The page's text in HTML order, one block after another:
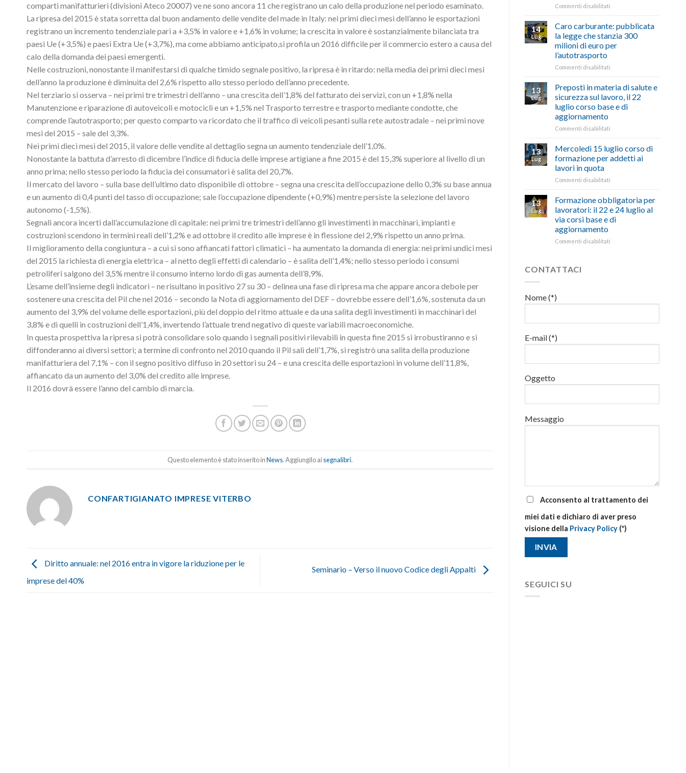
comparti manifatturieri (divisioni Ateco 20007) ve ne sono ancora 11 che registrano un calo della produzione nel periodo esaminato.
La ripresa del 2015 è stata sorretta dal buon andamento delle vendite del made in Italy: nei primi dieci mesi dell’anno le esportazioni
registrano un incremento tendenziale pari a +3,5% in valore e +1,6% in volume; la crescita in valore è sostanzialmente bilanciata tra
paesi Ue (+3,5%) e paesi Extra Ue (+3,7%), ma come abbiamo anticipato,si profila un 2016 difficile per il commercio estero a causa del
calo della domanda dei paesi emergenti.
Nelle costruzioni, nonostante il manifestarsi di qualche timido segnale positivo, la ripresa è in ritardo: nella media dei primi dieci mesi
dell’anno la produzione è diminuita del 2,6% rispetto allo stesso periodo dell’anno precedente.
Nel terziario si osserva – nei primi tre trimestri dell’anno – una crescita dell’1,8% del fatturato dei servizi, con un +1,8% nella
Manutenzione e riparazione di autoveicoli e motocicli e un +1,5% nel Trasporto terrestre e trasporto mediante condotte, che
comprende l’autotrasporto; per questo comparto va ricordato che il traffico di veicoli pesanti sulla rete autostradale – nei primi nove
mesi del 2015 – sale del 3,3%.
Nei primi dieci mesi del 2015, il valore delle vendite al dettaglio segna un aumento tendenziale dell’1,0%.
Nonostante la battuta d’arresto di dicembre l’indice di fiducia delle imprese artigiane a fine 2015 è del 15,3% superiore al livello di un
anno prima; nello stesso periodo la fiducia dei consumatori è salita del 20,7%.
Il mercato del lavoro – sulla base dell’ultimo dato disponibile di ottobre – segna una crescita dell’occupazione dello 0,3% su base annua
e un aumento di 0,4 punti del tasso di occupazione; sale l’occupazione dipendente (+0,9%) mentre persiste la selezione del lavoro
autonomo (-1,5%).
Segnali ancora incerti dall’accumulazione di capitale: nei primi tre trimestri dell’anno gli investimenti in macchinari, impianti e
costruzioni scendono in termini reali dell’1,2% e ad ottobre il credito alle imprese è in flessione del 2,9% rispetto un anno prima.
Il miglioramento della congiuntura – a cui si sono affiancati fattori climatici – ha aumentato la domanda di energia: nei primi undici mesi
del 2015 la richiesta di energia elettrica – al netto degli effetti di calendario – è salita dell’1,4%; nello stesso periodo i consumi
petroliferi salgono del 3,5% mentre il consumo interno lordo di gas aumenta dell’8,9%.
L’esame dell’insieme degli indicatori – ne risultano in positivo 27 su 30 – delinea una fase di ripresa ma che appare ancora debole per
sostenere una crescita del Pil che nel 2016 – secondo la Nota di aggiornamento del DEF – dovrebbe essere dell’1,6%, sostenuta da un
aumento del 3,9% del volume delle esportazioni, più del doppio del ritmo attuale e da una salita degli investimenti in macchinari del
3,8% e di quelli in costruzioni dell’1,4%, invertendo l’attuale trend negativo di queste variabili macroeconomiche.
In questa prospettiva la ripresa si potrà consolidare solo quando i segnali positivi rilevabili in questa fine 2015 si irrobustiranno e si
diffonderanno ai diversi settori; a termine di confronto nel 2010 quando il Pil salì dell’1,7%, si registrò una salita della produzione
manifatturiera del 7,1% – con il segno positivo diffuso in 20 settori su 24 – e una crescita delle esportazioni in volume dell’11,8%,
affiancato da un aumento del 3,0% del credito alle imprese.
Il 2016 dovrà essere l’anno del cambio di marcia.
Questo elemento è stato inserito inNews. Aggiungilo aisegnalibri.
CONFARTIGIANATO IMPRESE VITERBO
Diritto annuale: nel 2016 entra in vigore la riduzione per le
imprese del 40%
Seminario – Verso il nuovo Codice degli Appalti
ascoltare,
non
si
con
battute
ironiche
Commenti disabilitati
quinquies
Viterbo,
Confartigianato:
richiesta
nell’interesse
di
imprese
14
Lug
Caro carburante: pubblicata
la legge che stanzia 300
milioni di euro per
l’autotrasporto
Commenti disabilitati
carburante:
la
legge
milioni
di
euro
13
Lug
Preposti in materia di salute e
sicurezza sul lavoro, il 22
luglio corso base e di
aggiornamento
Commenti disabilitati
materia
di
sul
lavoro,
il
22
13
Lug
Mercoledì 15 luglio corso di
formazione per addetti ai
lavori in quota
Commenti disabilitati
15
luglio
corso
di
13
Lug
Formazione obbligatoria per
lavoratori: il 22 e 24 luglio al
via corsi base e di
aggiornamento
Commenti disabilitati
corsi
e
CONTATTACI
Nome (*)
E-mail (*)
Oggetto
Messaggio
Acconsento al trattamento dei
miei dati e dichiaro di aver preso
visione della Privacy Policy (*)
SEGUICI SU